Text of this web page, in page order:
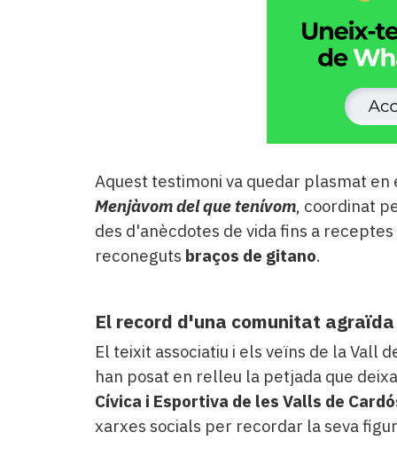
Aquest testimoni va quedar plasmat
Menjàvom del que tenívom, coordinat
des d'anècdotes de vida fins a
reconeguts braços de gitano.
El record d'una comunitat agraïda
El teixit associatiu i els veïns de la Vall
han posat en relleu la petjada que
Cívica i Esportiva de les Valls de
xarxes socials per recordar la seva